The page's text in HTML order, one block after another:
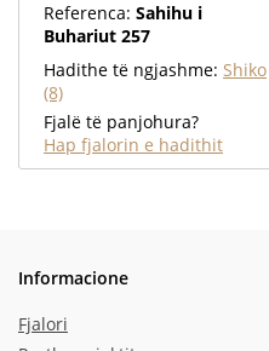
Referenca: Sahihu i
Buhariut 257
Hadithe të ngjashme: Shiko
(8)
Fjalë të panjohura?
Hap fjalorin e hadithit
Informacione
Fjalori